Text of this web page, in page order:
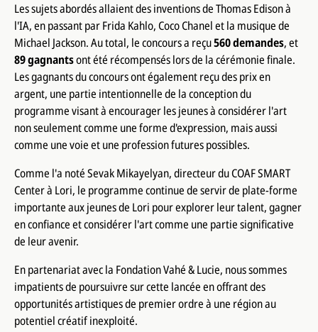
Les sujets abordés allaient des inventions de Thomas Edison à
l'IA, en passant par Frida Kahlo, Coco Chanel et la musique de
Michael Jackson. Au total, le concours a reçu560 demandes, et
89 gagnantsont été récompensés lors de la cérémonie finale.
Les gagnants du concours ont également reçu des prix en
argent, une partie intentionnelle de la conception du
programme visant à encourager les jeunes à considérer l'art
non seulement comme une forme d'expression, mais aussi
comme une voie et une profession futures possibles.
Comme l'a noté Sevak Mikayelyan, directeur du COAF SMART
Center à Lori, le programme continue de servir de plate-forme
importante aux jeunes de Lori pour explorer leur talent, gagner
en confiance et considérer l'art comme une partie significative
de leur avenir.
En partenariat avec la Fondation Vahé & Lucie, nous sommes
impatients de poursuivre sur cette lancée en offrant des
opportunités artistiques de premier ordre à une région au
potentiel créatif inexploité.